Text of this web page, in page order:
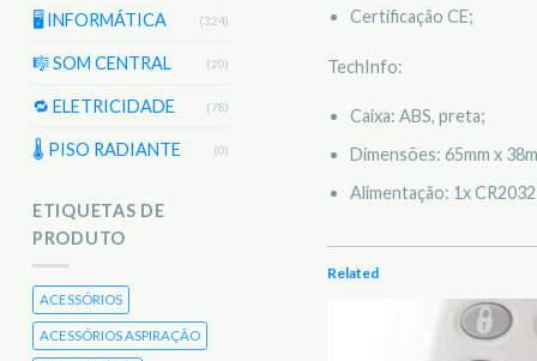
🖥️ INFORMÁTICA (324)
🎼 SOM CENTRAL (20)
🔁 ELETRICIDADE (78)
🌡 PISO RADIANTE (0)
ETIQUETAS DE
PRODUTO
ACESSÓRIOS
ACESSÓRIOS ASPIRAÇÃO
Certificação CE;
TechInfo:
Caixa: ABS, preta;
Dimensões: 65mm x
Alimentação: 1x
Related